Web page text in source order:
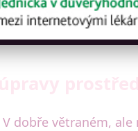
dobře větraném,